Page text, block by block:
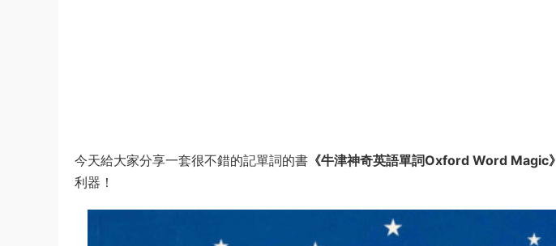
今天給大家分享一套很不錯的記單詞的書 《牛津神奇英語單詞Oxford Word Magic》
利器！